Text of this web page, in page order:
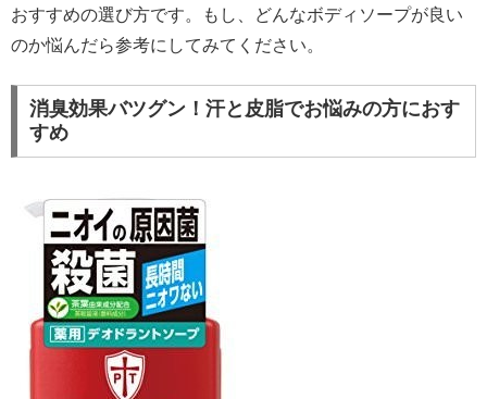
おすすめの選び方です。もし、どんなボディソープが良い
のか悩んだら参考にしてみてください。
消臭効果バツグン！汗と皮脂でお悩みの方におす
すめ